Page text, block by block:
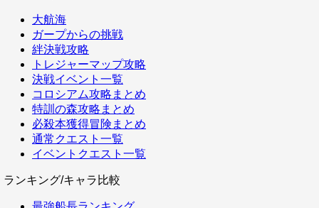
大航海
ガープからの挑戦
絆決戦攻略
トレジャーマップ攻略
決戦イベント一覧
コロシアム攻略まとめ
特訓の森攻略まとめ
必殺本獲得冒険まとめ
通常クエスト一覧
イベントクエスト一覧
ランキング/キャラ比較